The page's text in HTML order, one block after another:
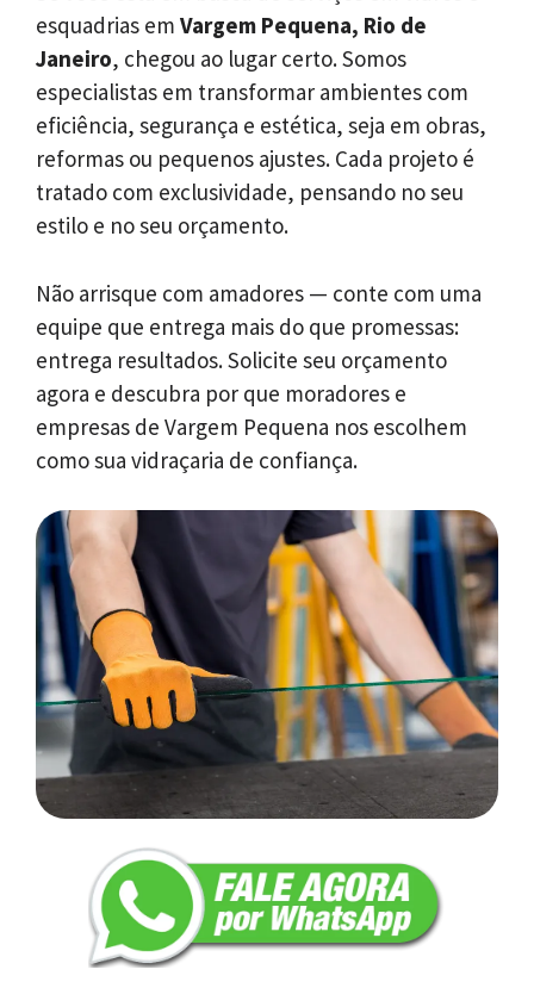
esquadrias em Vargem Pequena, Rio de
Janeiro, chegou ao lugar certo. Somos
especialistas em transformar ambientes com
eficiência, segurança e estética, seja em obras,
reformas ou pequenos ajustes. Cada projeto é
tratado com exclusividade, pensando no seu
estilo e no seu orçamento.
Não arrisque com amadores — conte com uma
equipe que entrega mais do que promessas:
entrega resultados. Solicite seu orçamento
agora e descubra por que moradores e
empresas de Vargem Pequena nos escolhem
como sua vidraçaria de confiança.